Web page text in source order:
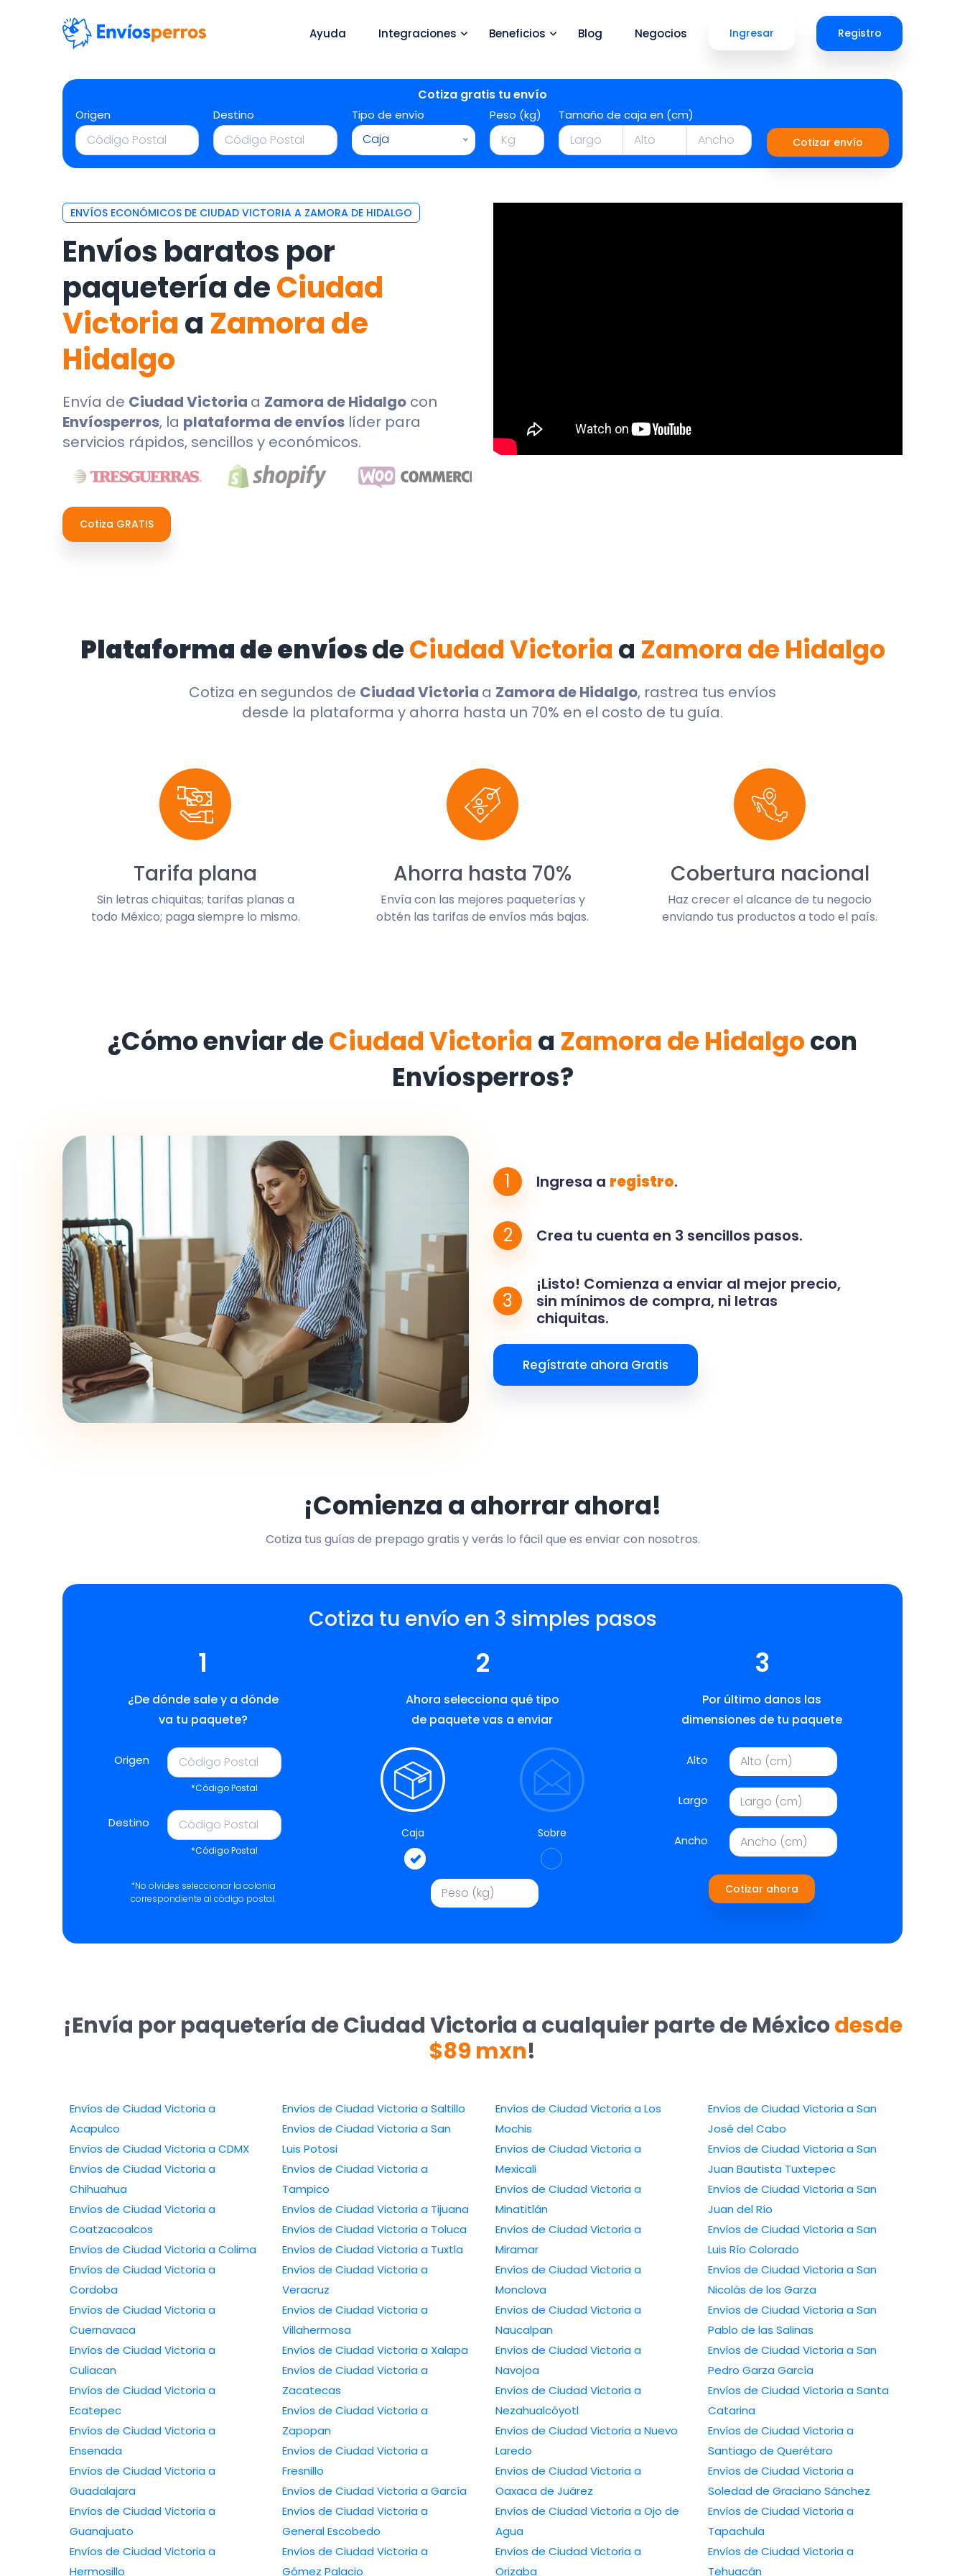
Ayuda Integraciones Beneficios Blog Negocios Ingresar Registro
Cotiza gratis tu envío
Origen Destino Tipo de envío
Caja
Peso (kg) Tamaño de caja en (cm)
Cotizar envío
ENVÍOS ECONÓMICOS DE CIUDAD VICTORIA A ZAMORA DE HIDALGO
Envíos baratos por
paquetería deCiudad
Victoriaa Zamora de
Hidalgo
Envía de Ciudad Victoria a Zamora de Hidalgo con
Envíosperros, la plataforma de envíos líder para
servicios rápidos, sencillos y económicos.
Cotiza GRATIS
Plataforma de envíosdeCiudad Victoria a Zamora de Hidalgo
Cotiza en segundos de Ciudad Victoria a Zamora de Hidalgo, rastrea tus envíos
desde la plataforma y ahorra hasta un 70% en el costo de tu guía.
Tarifa plana
Sin letras chiquitas; tarifas planas a
todo México; paga siempre lo mismo.
Ahorra hasta 70%
Envía con las mejores paqueterías y
obtén las tarifas de envíos más bajas.
Cobertura nacional
Haz crecer el alcance de tu negocio
enviando tus productos a todo el país.
¿Cómo enviar deCiudad Victoria a Zamora de Hidalgocon
Envíosperros?
1 Ingresa a registro.
2 Crea tu cuenta en 3 sencillos pasos.
3
¡Listo! Comienza a enviar al mejor precio,
sin mínimos de compra, ni letras
chiquitas.
Regístrate ahora Gratis
¡Comienza a ahorrar ahora!
Cotiza tus guías de prepago gratis y verás lo fácil que es enviar con nosotros.
Cotiza tu envío en 3 simples pasos
1
¿De dónde sale y a dónde
va tu paquete?
Origen
*Código Postal
Destino
*Código Postal
*No olvides seleccionar la colonia
correspondiente al código postal.
2
Ahora selecciona qué tipo
de paquete vas a enviar
Caja Sobre
3
Por último danos las
dimensiones de tu paquete
Alto
Largo
Ancho
Cotizar ahora
¡Envía por paquetería de Ciudad Victoria a cualquier parte de Méxicodesde
$89 mxn!
Envíos de Ciudad Victoria a
Acapulco
Envíos de Ciudad Victoria a CDMX
Envíos de Ciudad Victoria a
Chihuahua
Envíos de Ciudad Victoria a
Coatzacoalcos
Envíos de Ciudad Victoria a Colima
Envíos de Ciudad Victoria a
Cordoba
Envíos de Ciudad Victoria a
Cuernavaca
Envíos de Ciudad Victoria a
Culiacan
Envíos de Ciudad Victoria a
Ecatepec
Envíos de Ciudad Victoria a
Ensenada
Envíos de Ciudad Victoria a
Guadalajara
Envíos de Ciudad Victoria a
Guanajuato
Envíos de Ciudad Victoria a
Hermosillo
Envíos de Ciudad Victoria a Saltillo
Envíos de Ciudad Victoria a San
Luis Potosi
Envíos de Ciudad Victoria a
Tampico
Envíos de Ciudad Victoria a Tijuana
Envíos de Ciudad Victoria a Toluca
Envíos de Ciudad Victoria a Tuxtla
Envíos de Ciudad Victoria a
Veracruz
Envíos de Ciudad Victoria a
Villahermosa
Envíos de Ciudad Victoria a Xalapa
Envíos de Ciudad Victoria a
Zacatecas
Envíos de Ciudad Victoria a
Zapopan
Envíos de Ciudad Victoria a
Fresnillo
Envíos de Ciudad Victoria a García
Envíos de Ciudad Victoria a
General Escobedo
Envíos de Ciudad Victoria a
Gómez Palacio
Envíos de Ciudad Victoria a Los
Mochis
Envíos de Ciudad Victoria a
Mexicali
Envíos de Ciudad Victoria a
Minatitlán
Envíos de Ciudad Victoria a
Miramar
Envíos de Ciudad Victoria a
Monclova
Envíos de Ciudad Victoria a
Naucalpan
Envíos de Ciudad Victoria a
Navojoa
Envíos de Ciudad Victoria a
Nezahualcóyotl
Envíos de Ciudad Victoria a Nuevo
Laredo
Envíos de Ciudad Victoria a
Oaxaca de Juárez
Envíos de Ciudad Victoria a Ojo de
Agua
Envíos de Ciudad Victoria a
Orizaba
Envíos de Ciudad Victoria a San
José del Cabo
Envíos de Ciudad Victoria a San
Juan Bautista Tuxtepec
Envíos de Ciudad Victoria a San
Juan del Río
Envíos de Ciudad Victoria a San
Luis Río Colorado
Envíos de Ciudad Victoria a San
Nicolás de los Garza
Envíos de Ciudad Victoria a San
Pablo de las Salinas
Envíos de Ciudad Victoria a San
Pedro Garza García
Envíos de Ciudad Victoria a Santa
Catarina
Envíos de Ciudad Victoria a
Santiago de Querétaro
Envíos de Ciudad Victoria a
Soledad de Graciano Sánchez
Envíos de Ciudad Victoria a
Tapachula
Envíos de Ciudad Victoria a
Tehuacán